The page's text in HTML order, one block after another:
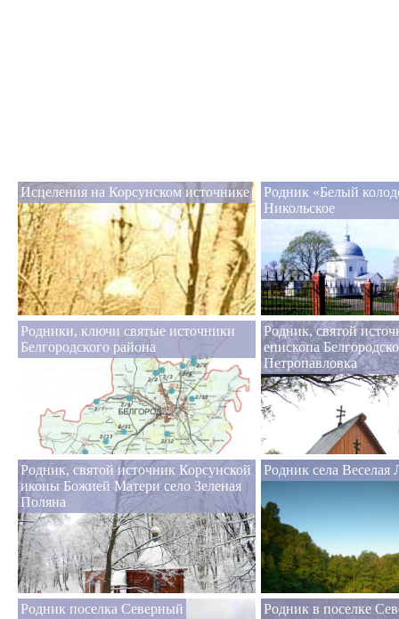
Исцеления на Корсунском источнике
Родник «Белый
Никольское
Родники, ключи святые источники
Белгородского района
Родник, святой
епископа
Петропавловка
Родник, святой источник Корсунской
иконы Божией Матери село Зеленая
Поляна
Родник села Веселая
Родник поселка Северный Родник в поселке